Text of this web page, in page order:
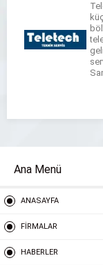
Ana Menü
ANASAYFA
FİRMALAR
HABERLER